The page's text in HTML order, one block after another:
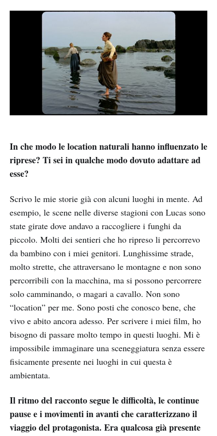
In che modo le location naturali hanno influenzato le
riprese? Ti sei in qualche modo dovuto adattare ad
esse?
Scrivo le mie storie già con alcuni luoghi in mente. Ad
esempio, le scene nelle diverse stagioni con Lucas sono
state girate dove andavo a raccogliere i funghi da
piccolo. Molti dei sentieri che ho ripreso li percorrevo
da bambino con i miei genitori. Lunghissime strade,
molto strette, che attraversano le montagne e non sono
percorribili con la macchina, ma si possono percorrere
solo camminando, o magari a cavallo. Non sono
“location” per me. Sono posti che conosco bene, che
vivo e abito ancora adesso. Per scrivere i miei film, ho
bisogno di passare molto tempo in questi luoghi. Mi è
impossibile immaginare una sceneggiatura senza essere
fisicamente presente nei luoghi in cui questa è
ambientata.
Il ritmo del racconto segue le difficoltà, le continue
pause e i movimenti in avanti che caratterizzano il
viaggio del protagonista. Era qualcosa già presente